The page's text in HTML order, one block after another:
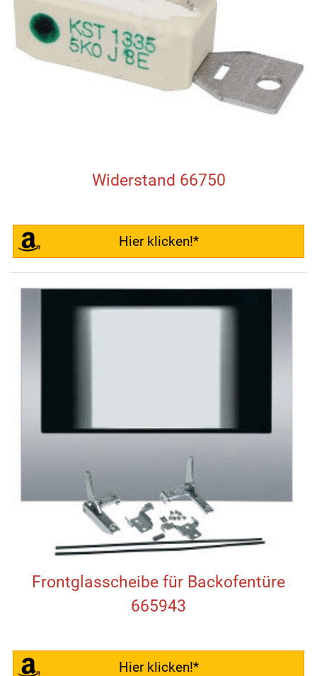
Widerstand 66750
Hier klicken!*
Frontglasscheibe für Backofentüre
665943
Hier klicken!*